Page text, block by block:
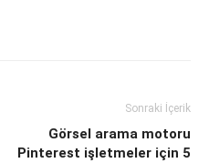
Sonraki İçerik
Görsel arama motoru
Pinterest işletmeler için 5